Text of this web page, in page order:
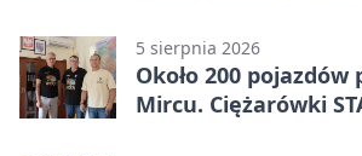
5 sierpnia 2026
Około 200
Mircu. Ciężarówki